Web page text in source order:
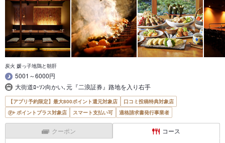
炭火 媛っ子地鶏と朝肝
5001～6000円
大街道ﾛｰｿﾝ向かい､元『二浪証券』路地を入り右手
【アプリ予約限定】最大800ポイント還元対象店
口コミ投稿特典対象店
ポイントプラス対象店
スマート支払い可 適格請求書発行事業者
クーポン コース